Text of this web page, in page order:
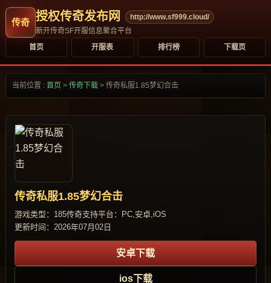
授权传奇发布网
http://www.sf999.cloud/
新开传奇SF开服信息聚合平台
首页
开服表 排行榜 下载页
当前位置 : 首页 > 传奇下载 > 传奇私服1.85梦幻合击
传奇私服1.85梦幻合击
游戏类型：185传奇支持平台：PC,安卓,iOS
更新时间：2026年07月02日
安卓下载
ios下载